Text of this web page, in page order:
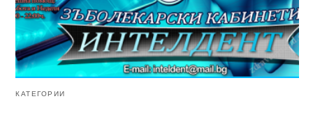
КАТЕГОРИИ